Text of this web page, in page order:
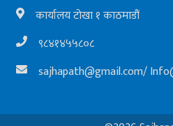
कार्यालय टोखा १ काठमाडौं
९८४१४५५८०८
sajhapath@gmail.com/